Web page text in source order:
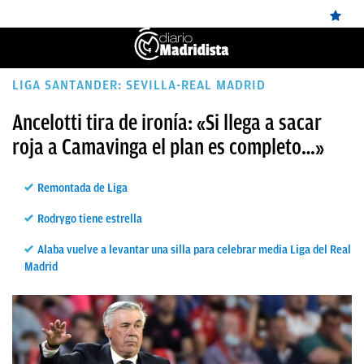
ÚLTIMAS
REAL
FICHAJES
DIRECTO
FEMENINO
PAPARAZZI
LIGA SANTANDER: SEVILLA-REAL MADRID
Ancelotti tira de ironía: «Si llega a sacar
roja a Camavinga el plan es completo…»
Remontada de Liga
Rodrygo tiene estrella
Alaba vuelve a levantar una silla para celebrar media Liga del Real
Madrid